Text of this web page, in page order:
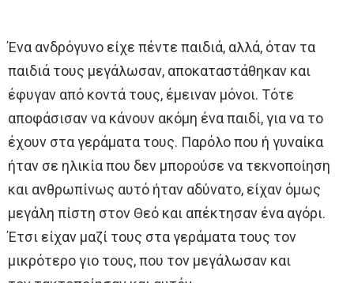
Ένα ανδρόγυνο είχε πέντε παιδιά, αλλά, όταν τα
παιδιά τους μεγάλωσαν, αποκαταστάθηκαν και
έφυγαν από κοντά τους, έμειναν μόνοι. Τότε
αποφάσισαν να κάνουν ακόμη ένα παιδί, για να το
έχουν στα γεράματα τους. Παρόλο που ή γυναίκα
ήταν σε ηλικία που δεν μπορούσε να τεκνοποίηση
και ανθρωπίνως αυτό ήταν αδύνατο, είχαν όμως
μεγάλη πίστη στον Θεό και απέκτησαν ένα αγόρι.
Έτσι είχαν μαζί τους στα γεράματα τους τον
μικρότερο γιο τους, που τον μεγάλωσαν και